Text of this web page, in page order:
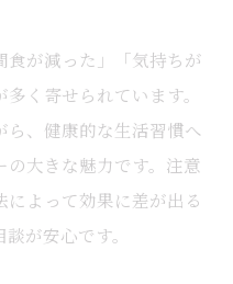
食が減った」「気持ちが
く寄せられています。
ら、健康的な生活習慣へ
大きな魅力です。注意
よって効果に差が出る
が安心です。